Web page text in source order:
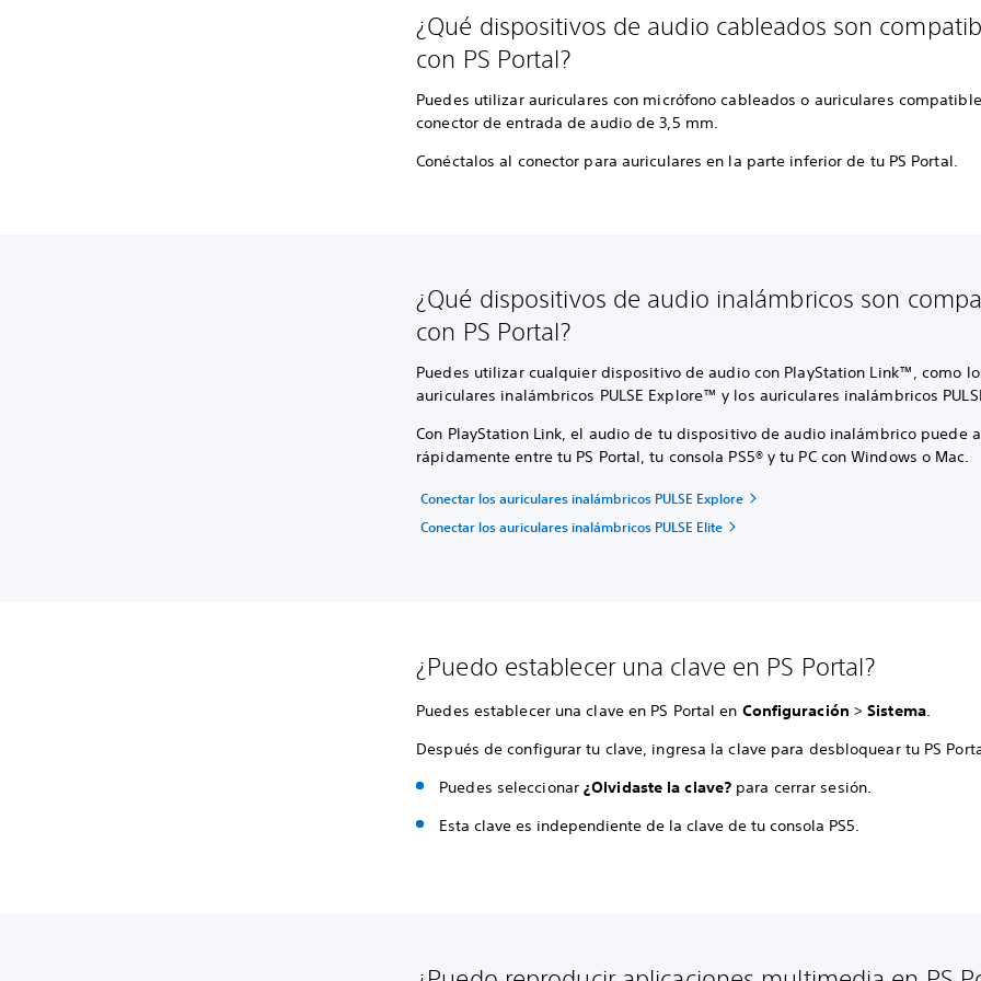
¿Qué dispositivos de audio cableados son
con PS Portal?
Puedes utilizar auriculares con micrófono cableados o auriculares
conector de entrada de audio de 3,5 mm.
Conéctalos al conector para auriculares en la parte inferior de tu PS Portal.
¿Qué dispositivos de audio inalámbricos son
con PS Portal?
Puedes utilizar cualquier dispositivo de audio con PlayStation Link™, como
auriculares inalámbricos PULSE Explore™ y los auriculares inalámbricos
Con PlayStation Link, el audio de tu dispositivo de audio inalámbrico puede
rápidamente entre tu PS Portal, tu consola PS5® y tu PC con Windows o Mac.
Conectar los auriculares inalámbricos PULSE Explore
Conectar los auriculares inalámbricos PULSE Elite
¿Puedo establecer una clave en PS Portal?
Puedes establecer una clave en PS Portal en Configuración >Sistema.
Después de configurar tu clave, ingresa la clave para desbloquear tu PS
Puedes seleccionar¿Olvidaste la clave? para cerrar sesión.
Esta clave es independiente de la clave de tu consola PS5.